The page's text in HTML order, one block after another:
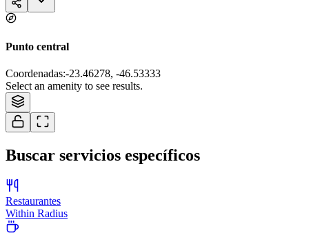
Punto central
Coordenadas:-23.46278, -46.53333
Select an amenity to see results.
Tiles © Esri — Source: Esri, i-cubed, USDA, USGS, AEX, GeoEye,
Getmapping, Aerogrid, IGN, IGP, and the GIS User Community
Buscar servicios específicos
Restaurantes
Within Radius